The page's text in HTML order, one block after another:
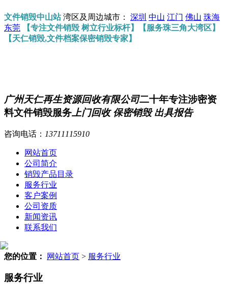
文件销毁中山站湾区及周边城市： 深圳 中山 江门 佛山 珠海
东莞
【专注文件销毁 树立行业标杆】【服务珠三角大湾区】
【天仁销毁,文件档案保密销毁专家】
广州天仁再生资源回收有限公司二十年专注涉密资
料文件销毁服务 上门回收 保密销毁 出具报告
咨询电话： 13711115910
网站首页
公司简介
销毁产品目录
服务行业
客户案例
公司资质
新闻资讯
联系我们
您的位置： 网站首页 > 服务行业
服务行业